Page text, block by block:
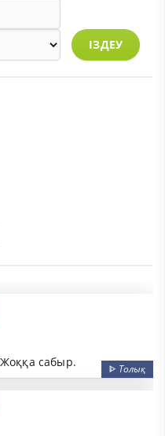
ІЗДЕУ
Жоққа сабыр.
ᐈ Толық